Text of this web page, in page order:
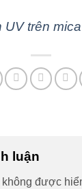
UV trên
luận
được